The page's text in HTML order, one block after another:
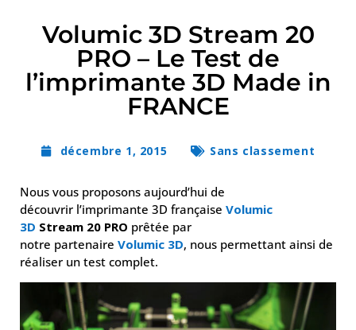
Volumic 3D Stream 20
PRO – Le Test de
l’imprimante 3D Made in
FRANCE
décembre 1, 2015 Sans classement
Nous vous proposons aujourd’hui de
découvrir l’imprimante 3D française Volumic
3D Stream 20 PRO prêtée par
notre partenaire Volumic 3D, nous permettant ainsi de
réaliser un test complet.